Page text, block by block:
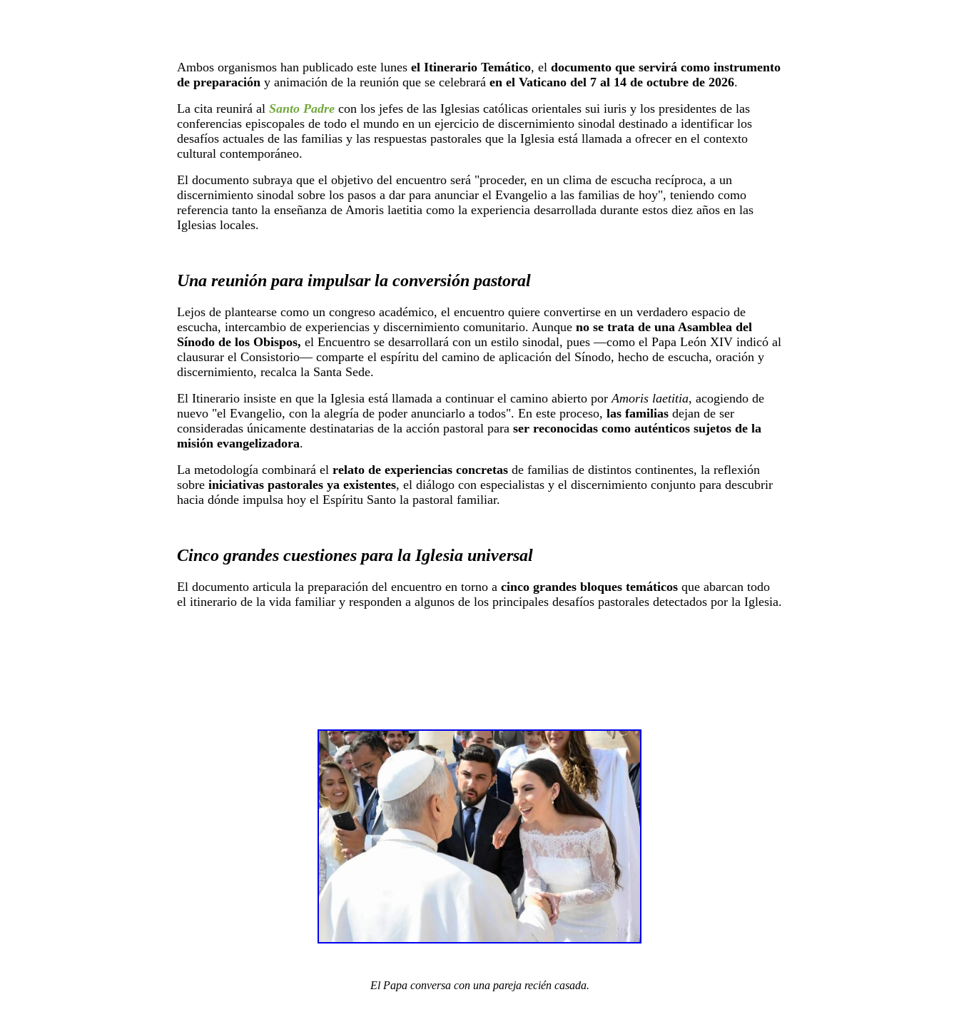
Ambos organismos han publicado este lunes el Itinerario Temático, el documento que servirá como instrumento
de preparación y animación de la reunión que se celebrará en el Vaticano del 7 al 14 de octubre de 2026.
La cita reunirá al Santo Padre con los jefes de las Iglesias católicas orientales sui iuris y los presidentes de las
conferencias episcopales de todo el mundo en un ejercicio de discernimiento sinodal destinado a identificar los
desafíos actuales de las familias y las respuestas pastorales que la Iglesia está llamada a ofrecer en el contexto
cultural contemporáneo.
El documento subraya que el objetivo del encuentro será "proceder, en un clima de escucha recíproca, a un
discernimiento sinodal sobre los pasos a dar para anunciar el Evangelio a las familias de hoy", teniendo como
referencia tanto la enseñanza de Amoris laetitia como la experiencia desarrollada durante estos diez años en las
Iglesias locales.
Una reunión para impulsar la conversión pastoral
Lejos de plantearse como un congreso académico, el encuentro quiere convertirse en un verdadero espacio de
escucha, intercambio de experiencias y discernimiento comunitario. Aunque no se trata de una Asamblea del
Sínodo de los Obispos, el Encuentro se desarrollará con un estilo sinodal, pues —como el Papa León XIV indicó al
clausurar el Consistorio— comparte el espíritu del camino de aplicación del Sínodo, hecho de escucha, oración y
discernimiento, recalca la Santa Sede.
El Itinerario insiste en que la Iglesia está llamada a continuar el camino abierto por Amoris laetitia, acogiendo de
nuevo "el Evangelio, con la alegría de poder anunciarlo a todos". En este proceso, las familias dejan de ser
consideradas únicamente destinatarias de la acción pastoral para ser reconocidas como auténticos sujetos de la
misión evangelizadora.
La metodología combinará el relato de experiencias concretas de familias de distintos continentes, la reflexión
sobre iniciativas pastorales ya existentes, el diálogo con especialistas y el discernimiento conjunto para descubrir
hacia dónde impulsa hoy el Espíritu Santo la pastoral familiar.
Cinco grandes cuestiones para la Iglesia universal
El documento articula la preparación del encuentro en torno a cinco grandes bloques temáticos que abarcan todo
el itinerario de la vida familiar y responden a algunos de los principales desafíos pastorales detectados por la Iglesia.
El Papa conversa con una pareja recién casada.